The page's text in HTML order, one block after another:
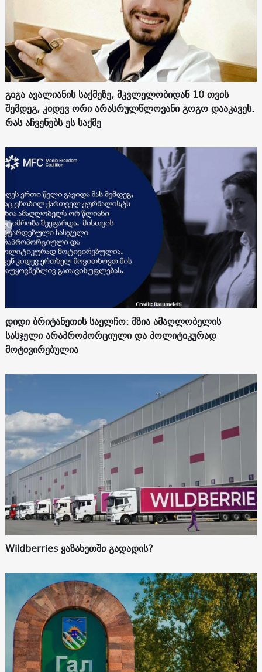
გიგა ავალიანის საქმეზე, მკვლელობიდან 10 თვის
შემდეგ, კიდევ ორი არასრულწლოვანი გოგო დააკავეს.
რას აჩვენებს ეს საქმე
დიდი ბრიტანეთის საელჩო: მზია ამაღლობელის
სასჯელი არაპროპორციული და პოლიტიკურად
მოტივირებულია
Wildberries ყაზახეთში გადადის?